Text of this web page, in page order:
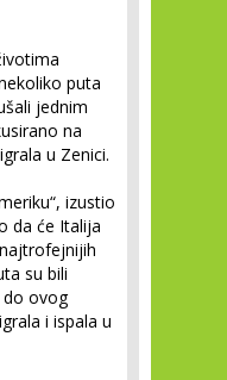
puta
jednim
na
u Zenici.
izustio
da će Italija
su bili
do ovog
i ispala u